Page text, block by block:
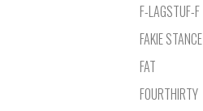
F-LAGSTUF-F
FAKIE STANCE
FAT
FOURTHIRTY